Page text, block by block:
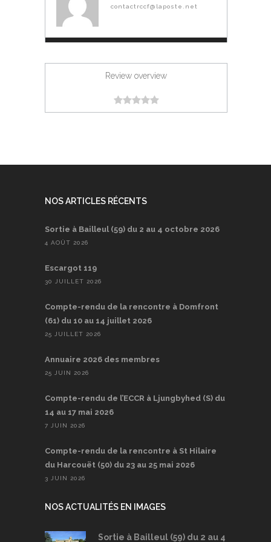
contactrccf@laposte.net
Review overview
NOS ARTICLES RÉCENTS
Sortie à Bailleul (59) du 2 au 4 octobre 2026
4 AOÛT 2026
Escargot 119
30 JUILLET 2026
Compte-rendu de la rencontre à Domfront
(61) du 10 au 14 juillet 2026
25 JUILLET 2026
Annuaire 2026 des membres
25 JUIN 2026
Compte-rendu de l’ECCR à Ljungbyhed (S) du
14 au 17 mai 2026
7 JUIN 2026
Compte-rendu de la rencontre à St Hilaire
du Harcouët (50) du 23 au 25 mai 2026
3 JUIN 2026
NOS ACTUALITÉS EN IMAGES
Sortie à Bailleul (59) du 2 au 4